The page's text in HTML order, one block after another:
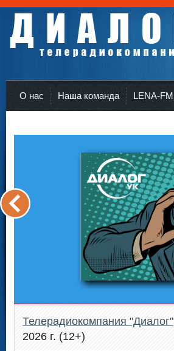
О нас Наша команда LENA-FM
Телерадиокомпания "Диалог"
2026 г. (12+)